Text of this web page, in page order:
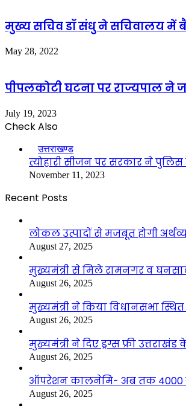
मुख्य सचिव डॉ संधु ने सचिवालय में
May 28, 2022
पीपलकोटी घटना पर राज्यपाल ने
July 19, 2023
Check Also
उत्तराखण्ड
त्योहारी सीजन पर सरकार ने
November 11, 2023
Recent Posts
लोकल उत्पादों से मजबूत होगी
August 27, 2025
मुख्यमंत्री से मिले रामनगर व
August 26, 2025
मुख्यमंत्री ने किया विधानसभा स्थित
August 26, 2025
मुख्यमंत्री ने दिए ड्रग्स फ्री
August 26, 2025
ऑपरेशन कालनेमि- अब तक 4000
August 26, 2025